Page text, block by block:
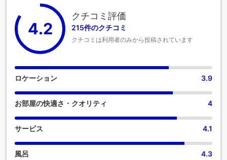
4.2
クチコミ評価
215件のクチコミ
クチコミは利用者のみから投稿されています
ロケーション 3.9
お部屋の快適さ・クオリティ 4
サービス 4.1
風呂 4.3